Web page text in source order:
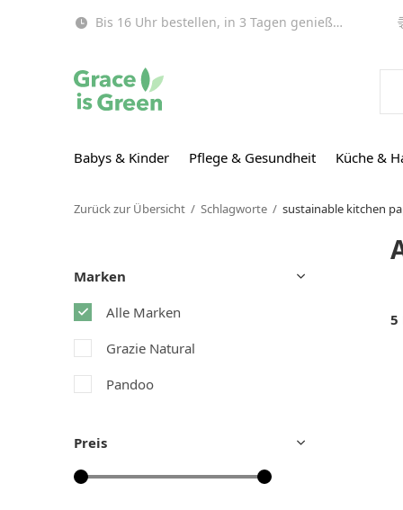
Babys & Kinder Pflege & Gesundheit Küche &
Bis 16 Uhr bestellen, in 3 Tagen genießen (EU)!
Zurück zur Übersicht Schlagworte sustainable kitchen
5
Marken
Alle Marken
Grazie Natural
Pandoo
Preis